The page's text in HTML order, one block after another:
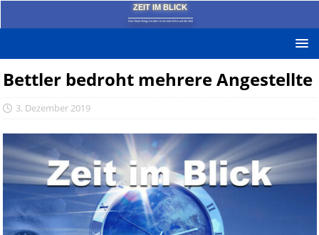
ZEIT IM BLICK
Das News-Blog mit dem kritischen Blick auf die Zeit!
Bettler bedroht mehrere Angestellte
3. Dezember 2019